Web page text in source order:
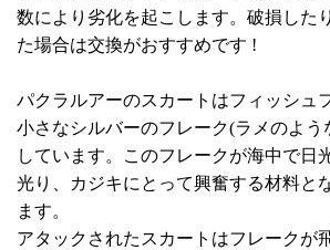
数により劣化を起こします。破損した
た場合は交換がおすすめです !
パクラルアーのスカートはフィッシュ
小さなシルバーのフレーク(ラメのよう
しています。このフレークが海中で日
光り、カジキにとって興奮する材料と
ます。
アタックされたスカートはフレークが